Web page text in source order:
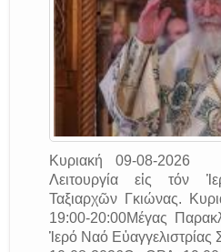
Κυριακή 09-08-2026
Λειτουργία εἰς τόν
Ταξιαρχῶν Γκιώνας.
19:00-20:00Μέγας
Ἱερό Ναό